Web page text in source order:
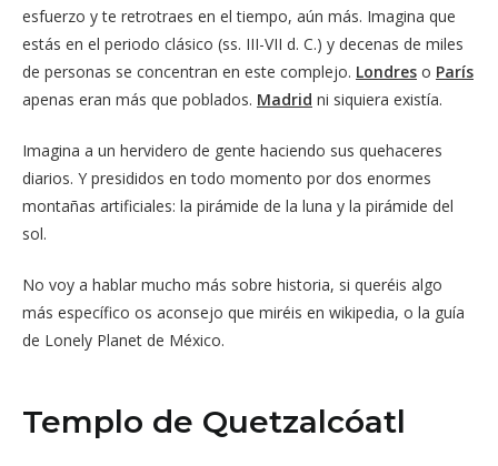
esfuerzo y te retrotraes en el tiempo, aún más. Imagina que
estás en el periodo clásico (ss. III-VII d. C.) y decenas de miles
de personas se concentran en este complejo. Londres o París
apenas eran más que poblados. Madrid ni siquiera existía.
Imagina a un hervidero de gente haciendo sus quehaceres
diarios. Y presididos en todo momento por dos enormes
montañas artificiales: la pirámide de la luna y la pirámide del
sol.
No voy a hablar mucho más sobre historia, si queréis algo
más específico os aconsejo que miréis en wikipedia, o la guía
de Lonely Planet de México.
Templo de Quetzalcóatl